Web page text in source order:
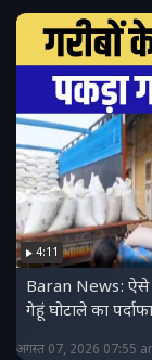
4:11
Baran News: ऐसे
गेहूं घोटाले का
अगस्त 07, 2026 07:55